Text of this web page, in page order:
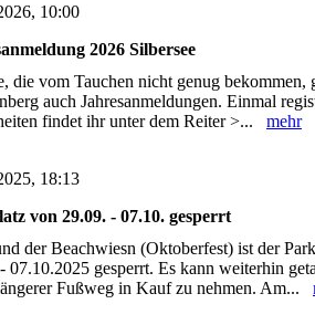
10:00
2026 Silbersee
die vom Tauchen nicht genug bekommen,
auch Jahresanmeldungen. Einmal
findet ihr unter dem Reiter >... mehr
18:13
von 29.09. - 07.10. gesperrt
der Beachwiesn (Oktoberfest) ist der
07.10.2025 gesperrt. Es kann weiterhin
Fußweg in Kauf zu nehmen. Am...